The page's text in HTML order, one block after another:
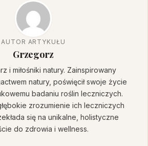
AUTOR ARTYKUŁU
Grzegorz
i miłośniki natury. Zainspirowany
natury, poświęcił swoje życie
badaniu roślin leczniczych.
zrozumienie ich leczniczych
się na unikalne, holistyczne
do zdrowia i wellness.